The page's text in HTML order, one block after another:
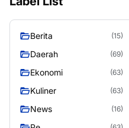
Berita (15)
Daerah (69)
Ekonomi (63)
Kuliner (63)
News (16)